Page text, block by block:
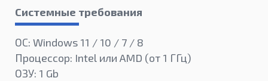
Системные требования
ОС: Windows 11 / 10 / 7 / 8
Процессор: Intel или AMD (от 1 ГГц)
ОЗУ: 1 Gb